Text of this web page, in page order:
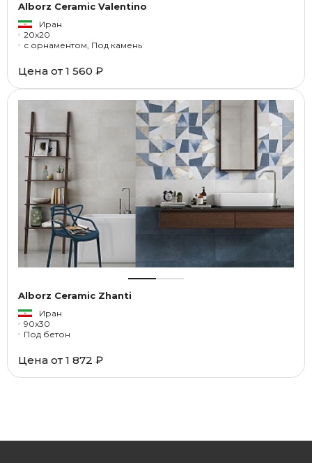
Alborz Ceramic Valentino
Иран
20x20
с орнаментом, Под камень
Цена от 1 560 ₽
Alborz Ceramic Zhanti
Иран
90x30
Под бетон
Цена от 1 872 ₽